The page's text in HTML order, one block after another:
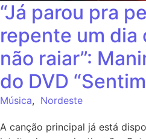
“Já parou pra
repente um dia
não raiar”:
do DVD
Música, Nordeste
A canção principal já está